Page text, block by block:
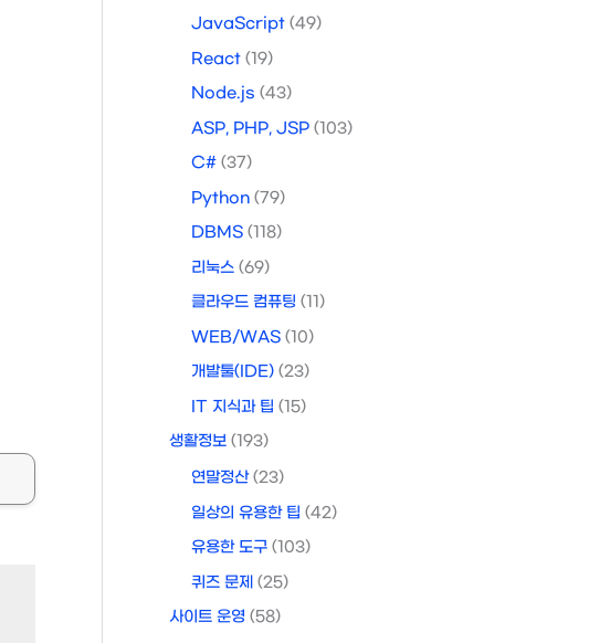
JavaScript (49)
React (19)
Node.js (43)
ASP, PHP, JSP (103)
C# (37)
Python (79)
DBMS (118)
리눅스 (69)
클라우드 컴퓨팅 (11)
WEB/WAS (10)
개발툴(IDE) (23)
IT 지식과 팁 (15)
생활정보 (193)
연말정산(23)
일상의 유용한 팁 (42)
유용한 도구 (103)
퀴즈 문제 (25)
사이트 운영 (58)